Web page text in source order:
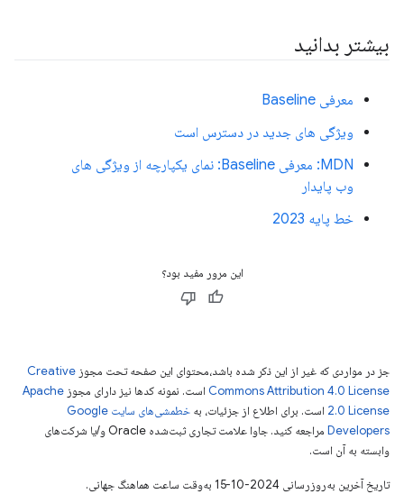
بیشتر بدانید
معرفی Baseline
ویژگی های جدید در دسترس است
MDN: معرفی Baseline: نمای یکپارچه از ویژگی های
وب پایدار
خط پایه 2023
این مرور مفید بود؟
جز در مواردی که غیر از این ذکر شده باشد،‌محتوای این صفحه تحت مجوز Creative
Commons Attribution 4.0 License است. نمونه کدها نیز دارای مجوز Apache
2.0 License است. برای اطلاع از جزئیات، به
خطمشی‌های سایت Google
Developers‏
مراجعه کنید. جاوا علامت تجاری ثبت‌شده Oracle و/یا شرکت‌های
وابسته به آن است.
تاریخ آخرین به‌روزرسانی 2024-10-15 به‌وقت ساعت هماهنگ جهانی.